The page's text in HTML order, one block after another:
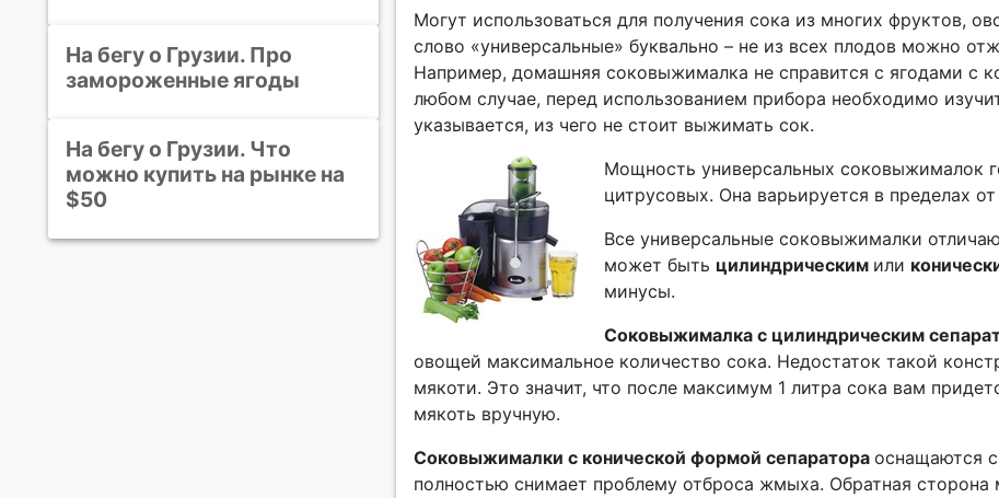
На бегу о Грузии. Про
замороженные ягоды
На бегу о Грузии. Что
можно купить на рынке на
$50
Могут использоваться для получения сока из многих фруктов,
слово «универсальные» буквально – не из всех плодов можно
Например, домашняя соковыжималка не справится с ягодами с
любом случае, перед использованием прибора необходимо
указывается, из чего не стоит выжимать сок.
Мощность универсальных соковыжималок
цитрусовых. Она варьируется в пределах
Все универсальные соковыжималки
может быть цилиндрическим или
минусы.
Соковыжималка с цилиндрическим
овощей максимальное количество сока. Недостаток такой
мякоти. Это значит, что после максимум 1 литра сока вам
мякоть вручную.
Соковыжималки с конической формой сепаратора оснащаются
полностью снимает проблему отброса жмыха. Обратная